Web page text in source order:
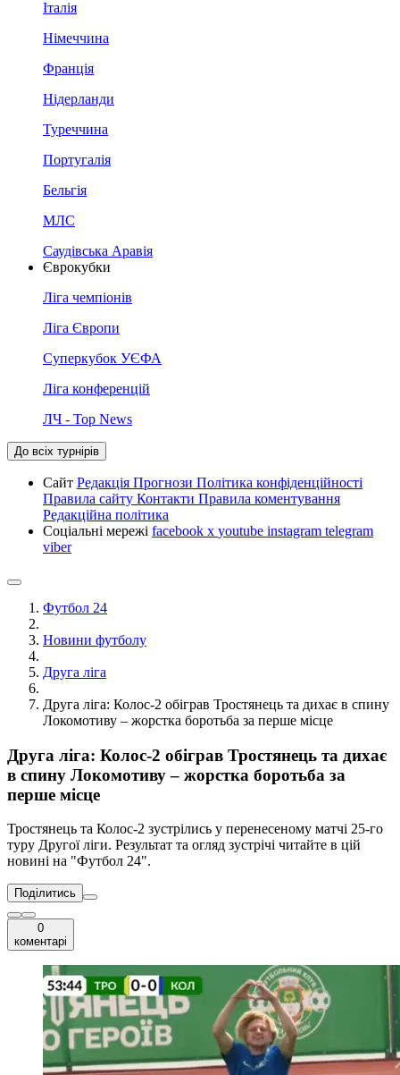
Італія
Німеччина
Франція
Нідерланди
Туреччина
Португалія
Бельгія
МЛС
Саудівська Аравія
Єврокубки
Ліга чемпіонів
Ліга Європи
Суперкубок УЄФА
Ліга конференцій
ЛЧ - Top News
До всіх турнірів
Сайт Редакція Прогнози Політика конфіденційності
Правила сайту Контакти Правила коментування
Редакційна політика
Соціальні мережі facebook x youtube instagram telegram
viber
Футбол 24
Новини футболу
Друга ліга
Друга ліга: Колос-2 обіграв Тростянець та дихає в спину
Локомотиву – жорстка боротьба за перше місце
Друга ліга: Колос-2 обіграв Тростянець та дихає
в спину Локомотиву – жорстка боротьба за
перше місце
Тростянець та Колос-2 зустрілись у перенесеному матчі 25-го
туру Другої ліги. Результат та огляд зустрічі читайте в цій
новині на "Футбол 24".
Поділитись
0
коментарі